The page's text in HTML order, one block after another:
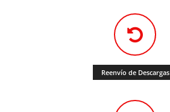
Reenvío de Descargas